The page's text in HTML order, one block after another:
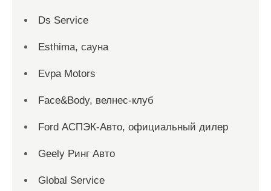
Ds Service
Esthima, сауна
Evpa Motors
Face&Body, велнес-клуб
Ford АСПЭК-Авто, официальный дилер
Geely Ринг Авто
Global Service